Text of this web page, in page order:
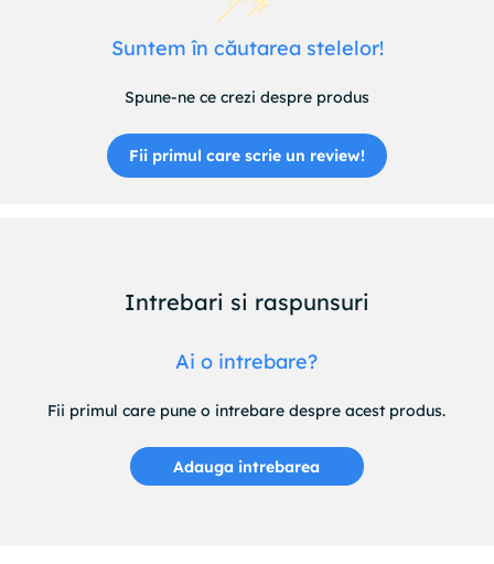
Designul compact si modern, potrivit pentru interiorul
oricarei masini, oferind functionalitate, eficienta si eleganta
in acelasi timp.
Materialele de calitate si procesul de verificare al executiei
durabil, care corespunde exigentelor utilizatorilor
Suntem în căutarea stelelor!
Spune-ne ce crezi despre produs
Fii primul care scrie un review!
Intrebari si raspunsuri
Ai o intrebare?
Fii primul care pune o intrebare despre acest produs.
Adauga intrebarea